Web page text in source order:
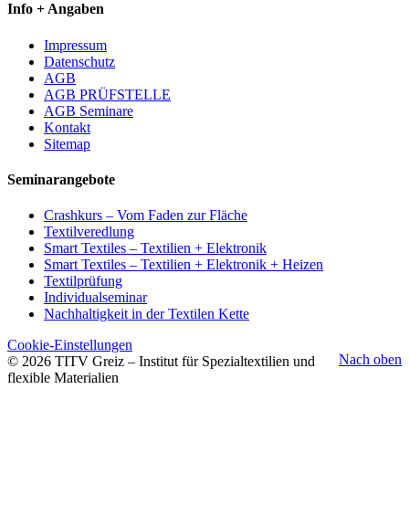
Info + Angaben
Impressum
Datenschutz
AGB
AGB PRÜFSTELLE
AGB Seminare
Kontakt
Sitemap
Seminarangebote
Crashkurs – Vom Faden zur Fläche
Textilveredlung
Smart Textiles – Textilien + Elektronik
Smart Textiles – Textilien + Elektronik + Heizen
Textilprüfung
Individualseminar
Nachhaltigkeit in der Textilen Kette
Nach oben
Cookie-Einstellungen
© 2026 TITV Greiz – Institut für Spezialtextilien und
flexible Materialien